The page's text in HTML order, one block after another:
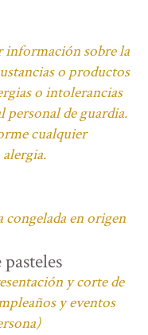
información sobre la
o productos
o intolerancias
personal de guardia.
cualquier
en origen
y corte de
y eventos